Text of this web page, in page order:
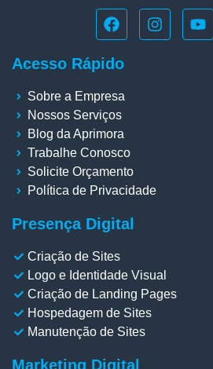
Acesso Rápido
Sobre a Empresa
Nossos Serviços
Blog da Aprimora
Trabalhe Conosco
Solicite Orçamento
Política de Privacidade
Presença Digital
Criação de Sites
Logo e Identidade Visual
Criação de Landing Pages
Hospedagem de Sites
Manutenção de Sites
Marketing Digital